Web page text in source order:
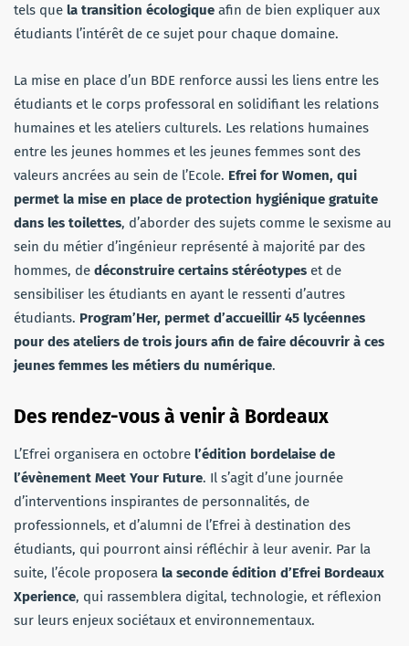
tels que la transition écologique afin de bien expliquer aux
étudiants l’intérêt de ce sujet pour chaque domaine.
La mise en place d’un BDE renforce aussi les liens entre les
étudiants et le corps professoral en solidifiant les relations
humaines et les ateliers culturels. Les relations humaines
entre les jeunes hommes et les jeunes femmes sont des
valeurs ancrées au sein de l’Ecole. Efrei for Women, qui
permet la mise en place de protection hygiénique gratuite
dans les toilettes, d’aborder des sujets comme le sexisme au
sein du métier d’ingénieur représenté à majorité par des
hommes, de déconstruire certains stéréotypes et de
sensibiliser les étudiants en ayant le ressenti d’autres
étudiants. Program’Her, permet d’accueillir 45 lycéennes
pour des ateliers de trois jours afin de faire découvrir à ces
jeunes femmes les métiers du numérique.
Des rendez-vous à venir à Bordeaux
L’Efrei organisera en octobre l’édition bordelaise de
l’évènement Meet Your Future. Il s’agit d’une journée
d’interventions inspirantes de personnalités, de
professionnels, et d’alumni de l’Efrei à destination des
étudiants, qui pourront ainsi réfléchir à leur avenir. Par la
suite, l’école proposera la seconde édition d’Efrei Bordeaux
Xperience, qui rassemblera digital, technologie, et réflexion
sur leurs enjeux sociétaux et environnementaux.